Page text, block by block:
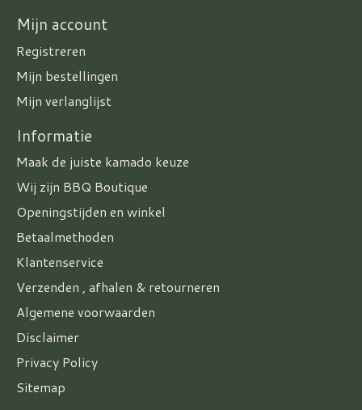
Mijn account
Registreren
Mijn bestellingen
Mijn verlanglijst
Informatie
Maak de juiste kamado keuze
Wij zijn BBQ Boutique
Openingstijden en winkel
Betaalmethoden
Klantenservice
Verzenden , afhalen & retourneren
Algemene voorwaarden
Disclaimer
Privacy Policy
Sitemap